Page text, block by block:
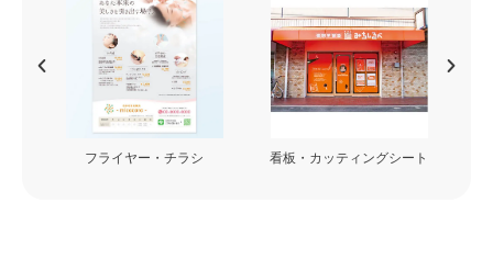
フライヤー・チラシ 看板・カッティングシート